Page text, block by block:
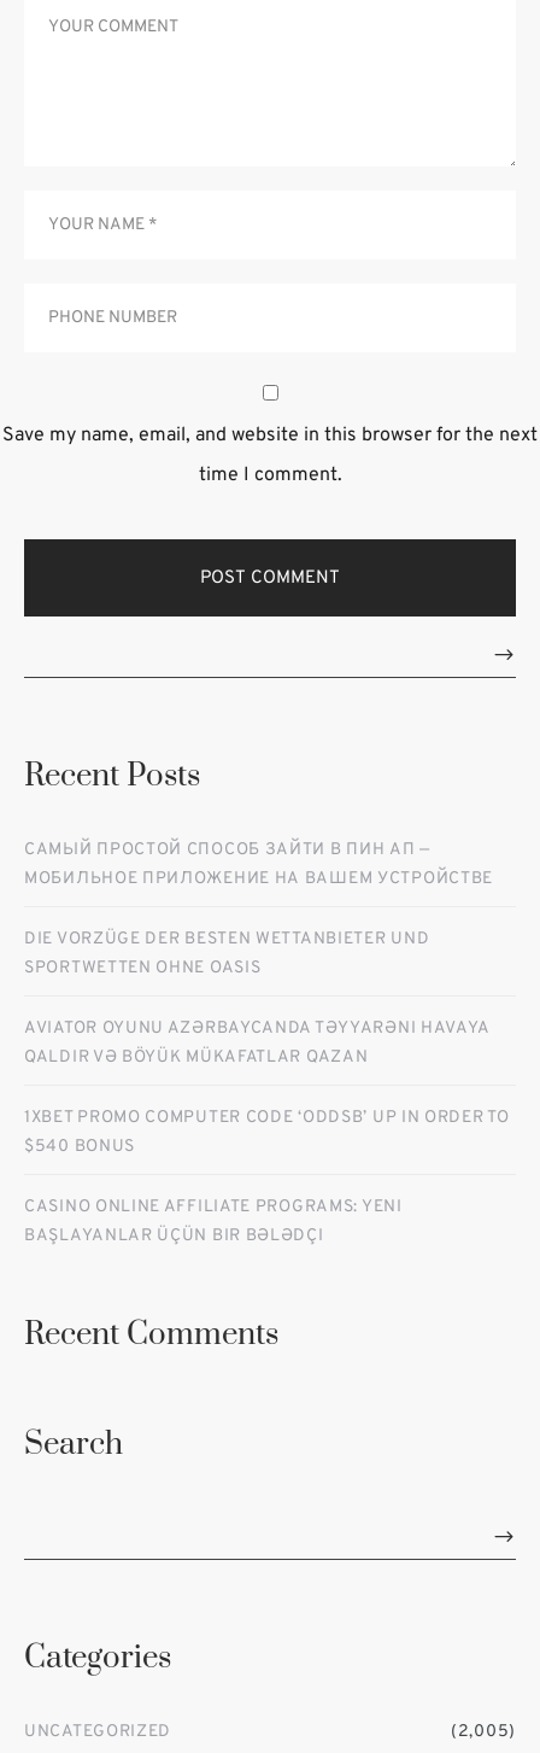
Recent Posts
САМЫЙ ПРОСТОЙ СПОСОБ ЗАЙТИ В ПИН АП —
МОБИЛЬНОЕ ПРИЛОЖЕНИЕ НА ВАШЕМ УСТРОЙСТВЕ
DIE VORZÜGE DER BESTEN WETTANBIETER UND
SPORTWETTEN OHNE OASIS
AVIATOR OYUNU AZƏRBAYCANDA TƏYYARƏNI HAVAYA
QALDIR VƏ BÖYÜK MÜKAFATLAR QAZAN
1XBET PROMO COMPUTER CODE ‘ODDSB’ UP IN ORDER TO
$540 BONUS
CASINO ONLINE AFFILIATE PROGRAMS: YENI
BAŞLAYANLAR ÜÇÜN BIR BƏLƏDÇI
Recent Comments
Search
Categories
UNCATEGORIZED (2,005)
Save my name, email, and website in this browser for the next
time I comment.